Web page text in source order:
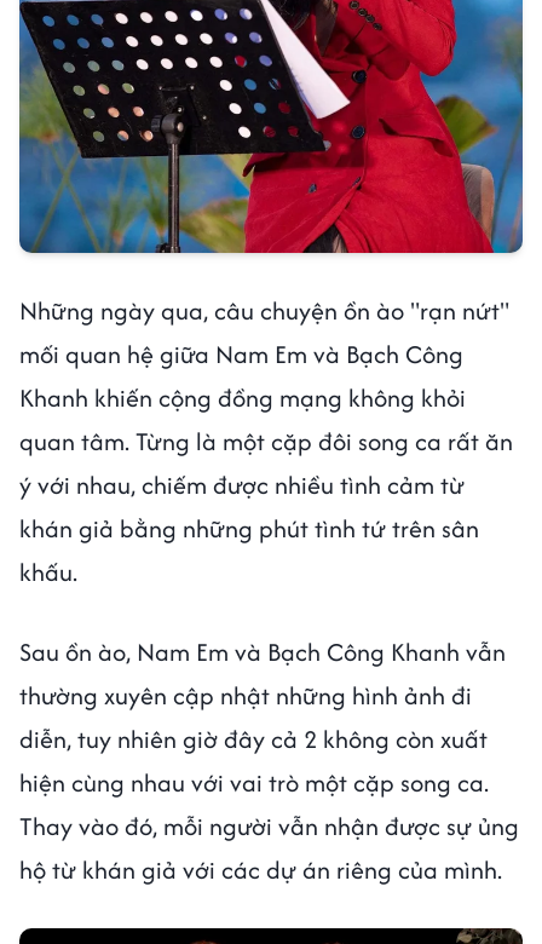
Những ngày qua, câu chuyện ồn ào "rạn nứt"
mối quan hệ giữa Nam Em và Bạch Công
Khanh khiến cộng đồng mạng không khỏi
quan tâm. Từng là một cặp đôi song ca rất ăn
ý với nhau, chiếm được nhiều tình cảm từ
khán giả bằng những phút tình tứ trên sân
khấu.
Sau ồn ào, Nam Em và Bạch Công Khanh vẫn
thường xuyên cập nhật những hình ảnh đi
diễn, tuy nhiên giờ đây cả 2 không còn xuất
hiện cùng nhau với vai trò một cặp song ca.
Thay vào đó, mỗi người vẫn nhận được sự ủng
hộ từ khán giả với các dự án riêng của mình.